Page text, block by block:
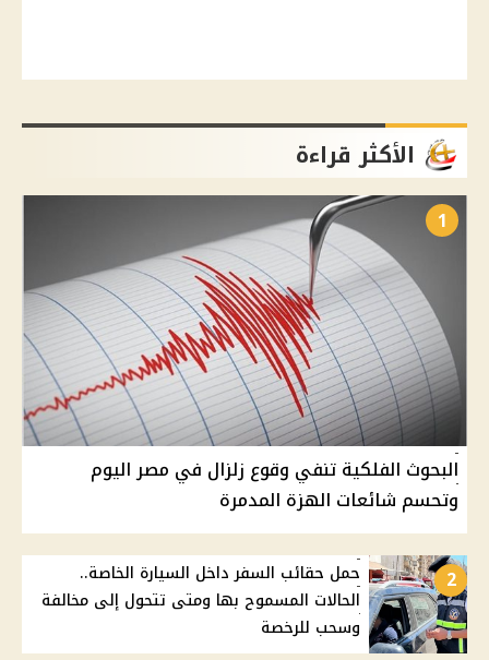
الأكثر قراءة
1
البحوث الفلكية تنفي وقوع زلزال في مصر اليوم
وتحسم شائعات الهزة المدمرة
2
حمل حقائب السفر داخل السيارة الخاصة..
الحالات المسموح بها ومتى تتحول إلى مخالفة
وسحب للرخصة